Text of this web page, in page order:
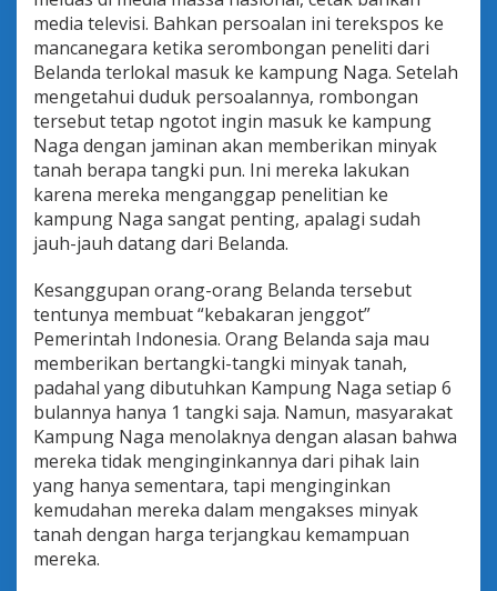
media televisi. Bahkan persoalan ini terekspos ke
mancanegara ketika serombongan peneliti dari
Belanda terlokal masuk ke kampung Naga. Setelah
mengetahui duduk persoalannya, rombongan
tersebut tetap ngotot ingin masuk ke kampung
Naga dengan jaminan akan memberikan minyak
tanah berapa tangki pun. Ini mereka lakukan
karena mereka menganggap penelitian ke
kampung Naga sangat penting, apalagi sudah
jauh-jauh datang dari Belanda.
Kesanggupan orang-orang Belanda tersebut
tentunya membuat “kebakaran jenggot”
Pemerintah Indonesia. Orang Belanda saja mau
memberikan bertangki-tangki minyak tanah,
padahal yang dibutuhkan Kampung Naga setiap 6
bulannya hanya 1 tangki saja. Namun, masyarakat
Kampung Naga menolaknya dengan alasan bahwa
mereka tidak menginginkannya dari pihak lain
yang hanya sementara, tapi menginginkan
kemudahan mereka dalam mengakses minyak
tanah dengan harga terjangkau kemampuan
mereka.